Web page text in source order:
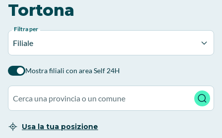
Tortona
Filtra per
Filiale
Mostra filiali con area Self 24H
Usa la tua posizione